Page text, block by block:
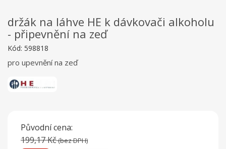
držák na láhve HE k dávkovači alkoholu
- připevnění na zeď
Kód: 598818
pro upevnění na zeď
Původní cena:
199,17 Kč(bez DPH)